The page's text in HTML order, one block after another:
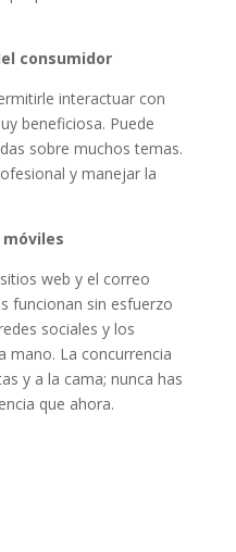
consumidor
interactuar con
beneficiosa. Puede
sobre muchos temas.
y manejar la
web y el correo
funcionan sin esfuerzo
sociales y los
mano. La concurrencia
y a la cama; nunca has
que ahora.